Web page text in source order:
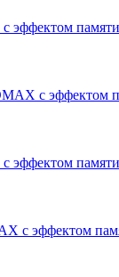
эффектом
с эффектом
эффектом
с эффектом